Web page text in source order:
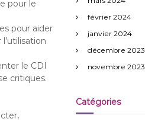
pour le
pour aider
le CDI
critiques.
février 2024
janvier 2024
décembre 2023
novembre 2023
Catégories